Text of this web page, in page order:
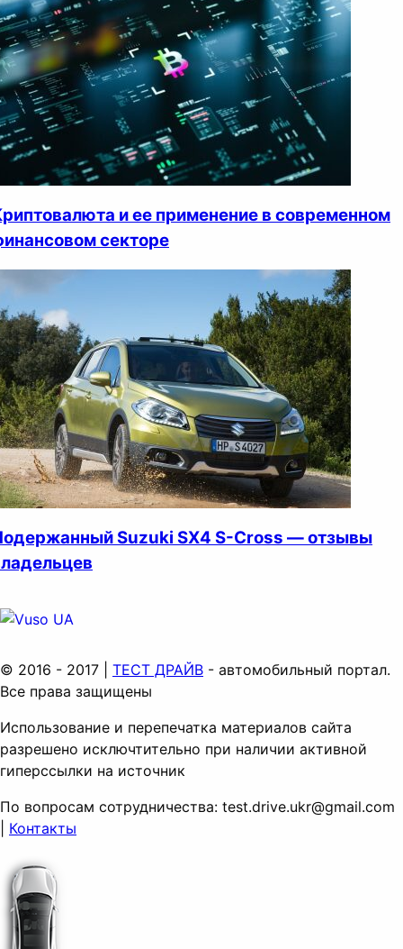
и ее применение в современном
секторе
Suzuki SX4 S-Cross — отзывы
© 2016 - 2017 | ТЕСТ ДРАЙВ - автомобильный портал.
Все права защищены
Использование и перепечатка материалов сайта
разрешено исключтительно при наличии активной
гиперссылки на источник
По вопросам сотрудничества: test.drive.ukr@gmail.com
Контакты